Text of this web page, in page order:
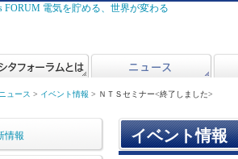
ニュース > イベント情報 > ＮＴＳセミナー<終了しました>
イベント情報
情報